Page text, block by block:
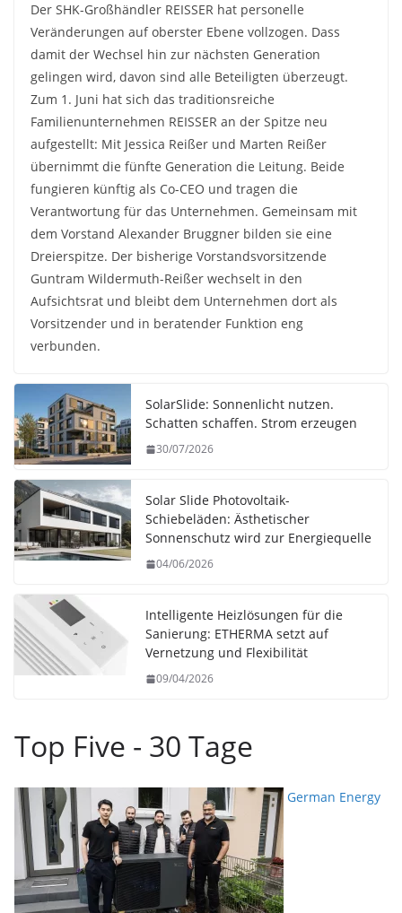
Der SHK-Großhändler REISSER hat personelle
Veränderungen auf oberster Ebene vollzogen. Dass
damit der Wechsel hin zur nächsten Generation
gelingen wird, davon sind alle Beteiligten überzeugt.
Zum 1. Juni hat sich das traditionsreiche
Familienunternehmen REISSER an der Spitze neu
aufgestellt: Mit Jessica Reißer und Marten Reißer
übernimmt die fünfte Generation die Leitung. Beide
fungieren künftig als Co-CEO und tragen die
Verantwortung für das Unternehmen. Gemeinsam mit
dem Vorstand Alexander Bruggner bilden sie eine
Dreierspitze. Der bisherige Vorstandsvorsitzende
Guntram Wildermuth-Reißer wechselt in den
Aufsichtsrat und bleibt dem Unternehmen dort als
Vorsitzender und in beratender Funktion eng
verbunden.
SolarSlide: Sonnenlicht nutzen.
Schatten schaffen. Strom erzeugen
30/07/2026
Solar Slide Photovoltaik-
Schiebeläden: Ästhetischer
Sonnenschutz wird zur Energiequelle
04/06/2026
Intelligente Heizlösungen für die
Sanierung: ETHERMA setzt auf
Vernetzung und Flexibilität
09/04/2026
Top Five - 30 Tage
German Energy